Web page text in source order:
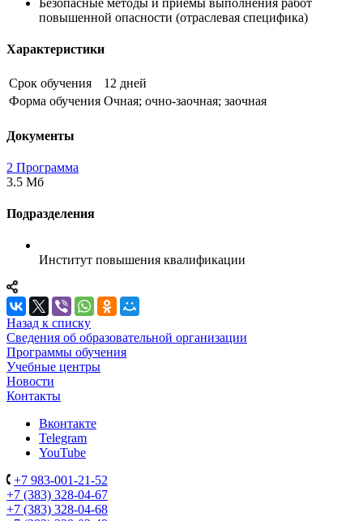
повышенной опасности (отраслевая специфика)
Характеристики
Срок обучения
12 дней
Форма обучения Очная; очно-заочная; заочная
Документы
2 Программа
3.5 Мб
Подразделения
Институт повышения квалификации
Назад к списку
Сведения об образовательной организации
Программы обучения
Учебные центры
Новости
Контакты
Вконтакте
Telegram
YouTube
+7 983-001-21-52
+7 (383) 328-04-67
+7 (383) 328-04-68